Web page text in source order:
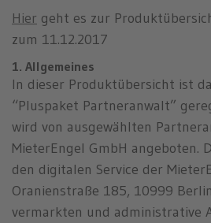
Hier geht es zur
zum 11.12.2017
1. Allgemeines
In dieser Produktübersicht ist
“Pluspaket Partneranwalt”
wird von ausgewählten
MieterEngel GmbH angeboten.
den digitalen Service der
Oranienstraße 185, 10999
vermarkten und administrative